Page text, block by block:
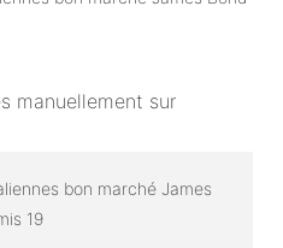
manuellement sur